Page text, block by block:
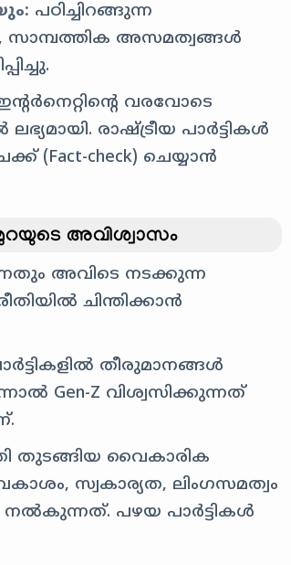
പഠിച്ചിറങ്ങുന്ന
സാമ്പത്തിക അസമത്വങ്ങൾ
വരവോടെ
രാഷ്ട്രീയ പാർട്ടികൾ
(Fact-check) ചെയ്യാൻ
അവിശ്വാസം
അവിടെ നടക്കുന്ന
ചിന്തിക്കാൻ
തീരുമാനങ്ങൾ
Gen-Z വിശ്വസിക്കുന്നത്
തുടങ്ങിയ വൈകാരിക
സ്വകാര്യത, ലിംഗസമത്വം
പഴയ പാർട്ടികൾ